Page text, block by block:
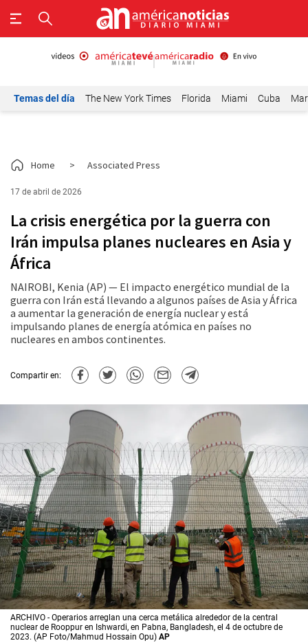
Temas del día The New York Times Florida Miami Cuba
Home > Associated Press
17 de abril de 2026
La crisis energética por la guerra con
Irán impulsa planes nucleares en Asia y
África
NAIROBI, Kenia (AP) — El impacto energético mundial de la
guerra con Irán está llevando a algunos países de Asia y África
a aumentar la generación de energía nuclear y está
impulsando planes de energía atómica en países no
nucleares en ambos continentes.
Compartir en:
ARCHIVO - Operarios arreglan una cerca metálica alrededor de la central
nuclear de Rooppur en Ishwardi, en Pabna, Bangladesh, el 4 de octubre de
2023. (AP Foto/Mahmud Hossain Opu) AP